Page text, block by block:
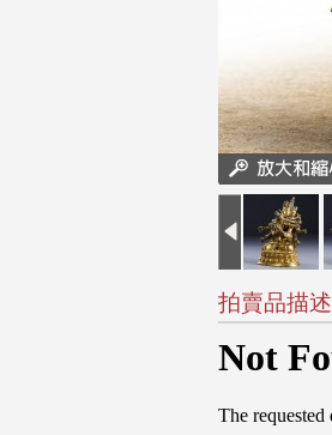
拍賣品描述